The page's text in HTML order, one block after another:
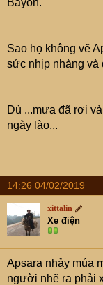
Sao họ không vẽ
sức nhịp nhàng và
Dù ...mưa đã rơi
ngày lào...
14:26 04/02/2019
xittalin
Xe điện
Apsara nhảy múa
người nhẽ ra phải